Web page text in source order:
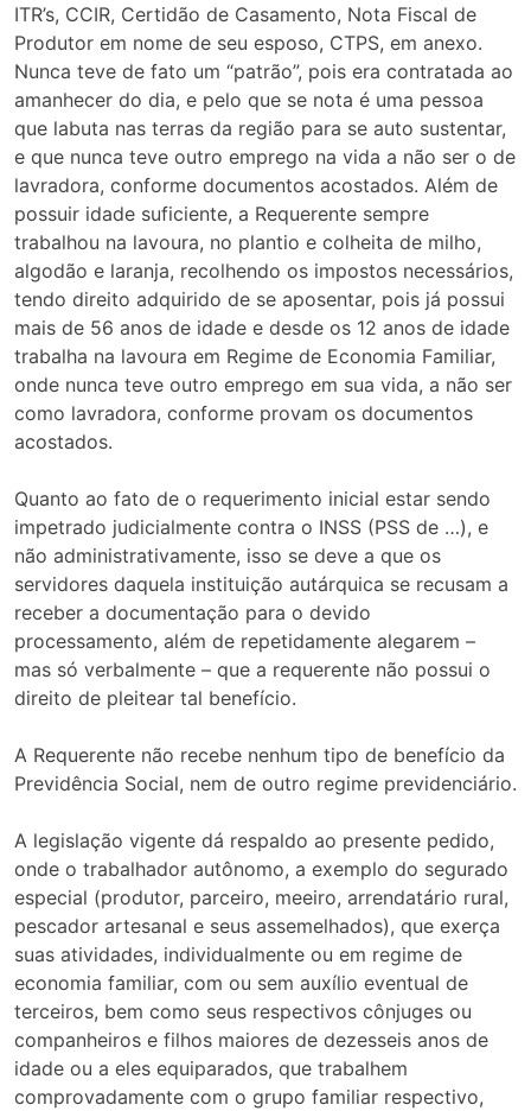
ITR’s, CCIR, Certidão de Casamento, Nota Fiscal de
Produtor em nome de seu esposo, CTPS, em anexo.
Nunca teve de fato um “patrão”, pois era contratada ao
amanhecer do dia, e pelo que se nota é uma pessoa
que labuta nas terras da região para se auto sustentar,
e que nunca teve outro emprego na vida a não ser o de
lavradora, conforme documentos acostados. Além de
possuir idade suficiente, a Requerente sempre
trabalhou na lavoura, no plantio e colheita de milho,
algodão e laranja, recolhendo os impostos necessários,
tendo direito adquirido de se aposentar, pois já possui
mais de 56 anos de idade e desde os 12 anos de idade
trabalha na lavoura em Regime de Economia Familiar,
onde nunca teve outro emprego em sua vida, a não ser
como lavradora, conforme provam os documentos
acostados.
Quanto ao fato de o requerimento inicial estar sendo
impetrado judicialmente contra o INSS (PSS de …), e
não administrativamente, isso se deve a que os
servidores daquela instituição autárquica se recusam a
receber a documentação para o devido
processamento, além de repetidamente alegarem –
mas só verbalmente – que a requerente não possui o
direito de pleitear tal benefício.
A Requerente não recebe nenhum tipo de benefício da
Previdência Social, nem de outro regime previdenciário.
A legislação vigente dá respaldo ao presente pedido,
onde o trabalhador autônomo, a exemplo do segurado
especial (produtor, parceiro, meeiro, arrendatário rural,
pescador artesanal e seus assemelhados), que exerça
suas atividades, individualmente ou em regime de
economia familiar, com ou sem auxílio eventual de
terceiros, bem como seus respectivos cônjuges ou
companheiros e filhos maiores de dezesseis anos de
idade ou a eles equiparados, que trabalhem
comprovadamente com o grupo familiar respectivo,